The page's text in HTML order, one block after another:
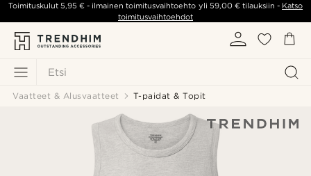
Etsi
Toimituskulut5,95 € - ilmainen toimitusvaihtoehto yli 59,00 €tilauksiin - Katso
toimitusvaihtoehdot
Vaatteet & Alusvaatteet T-paidat & Topit